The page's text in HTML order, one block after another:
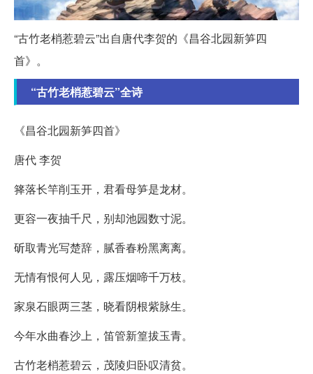
“古竹老梢惹碧云”出自唐代李贺的《昌谷北园新笋四
首》。
“古竹老梢惹碧云”全诗
《昌谷北园新笋四首》
唐代 李贺
箨落长竿削玉开，君看母笋是龙材。
更容一夜抽千尺，别却池园数寸泥。
斫取青光写楚辞，腻香春粉黑离离。
无情有恨何人见，露压烟啼千万枝。
家泉石眼两三茎，晓看阴根紫脉生。
今年水曲春沙上，笛管新篁拔玉青。
古竹老梢惹碧云，茂陵归卧叹清贫。